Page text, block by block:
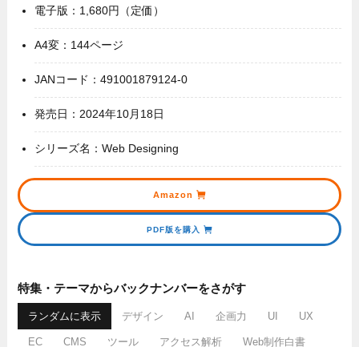
電子版：1,680円（定価）
A4変：144ページ
JANコード：491001879124-0
発売日：2024年10月18日
シリーズ名：Web Designing
Amazon
PDF版を購入
特集・テーマからバックナンバーをさがす
ランダムに表示 デザイン AI 企画力 UI UX
EC CMS ツール アクセス解析 Web制作白書